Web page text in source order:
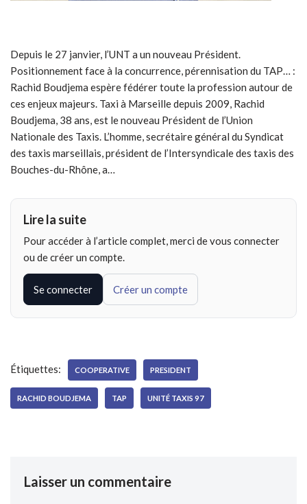
Depuis le 27 janvier, l’UNT a un nouveau Président.
Positionnement face à la concurrence, pérennisation du TAP… :
Rachid Boudjema espère fédérer toute la profession autour de
ces enjeux majeurs. Taxi à Marseille depuis 2009, Rachid
Boudjema, 38 ans, est le nouveau Président de l’Union
Nationale des Taxis. L’homme, secrétaire général du Syndicat
des taxis marseillais, président de l’Intersyndicale des taxis des
Bouches-du-Rhône, a…
Lire la suite
Pour accéder à l’article complet, merci de vous connecter
ou de créer un compte.
Se connecter Créer un compte
Étiquettes: COOPERATIVE PRESIDENT
RACHID BOUDJEMA TAP UNITÉ TAXIS 97
Laisser un commentaire